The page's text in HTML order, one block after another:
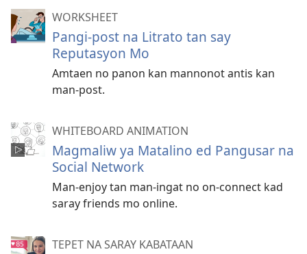
WORKSHEET
Pangi-post na Litrato tan say
Reputasyon Mo
Amtaen no panon kan mannonot antis kan
man-post.
WHITEBOARD ANIMATION
Magmaliw ya Matalino ed Pangusar na
Social Network
Man-enjoy tan man-ingat no on-connect kad
saray friends mo online.
TEPET NA SARAY KABATAAN